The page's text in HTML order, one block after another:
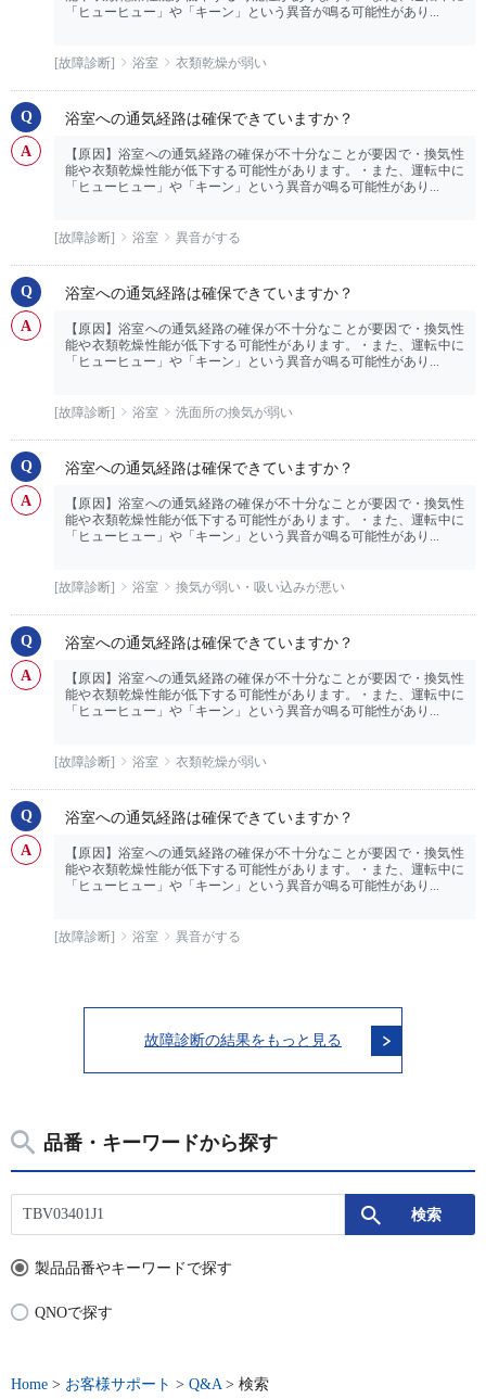
「ヒューヒュー」や「キーン」という異音が鳴る可能性があり...
[故障診断] 浴室 衣類乾燥が弱い
浴室への通気経路は確保できていますか？
【原因】浴室への通気経路の確保が不十分なことが要因で・換気性
能や衣類乾燥性能が低下する可能性があります。・また、運転中に
「ヒューヒュー」や「キーン」という異音が鳴る可能性があり...
[故障診断] 浴室 異音がする
浴室への通気経路は確保できていますか？
【原因】浴室への通気経路の確保が不十分なことが要因で・換気性
能や衣類乾燥性能が低下する可能性があります。・また、運転中に
「ヒューヒュー」や「キーン」という異音が鳴る可能性があり...
[故障診断] 浴室 洗面所の換気が弱い
浴室への通気経路は確保できていますか？
【原因】浴室への通気経路の確保が不十分なことが要因で・換気性
能や衣類乾燥性能が低下する可能性があります。・また、運転中に
「ヒューヒュー」や「キーン」という異音が鳴る可能性があり...
[故障診断] 浴室 換気が弱い・吸い込みが悪い
浴室への通気経路は確保できていますか？
【原因】浴室への通気経路の確保が不十分なことが要因で・換気性
能や衣類乾燥性能が低下する可能性があります。・また、運転中に
「ヒューヒュー」や「キーン」という異音が鳴る可能性があり...
[故障診断] 浴室 衣類乾燥が弱い
浴室への通気経路は確保できていますか？
【原因】浴室への通気経路の確保が不十分なことが要因で・換気性
能や衣類乾燥性能が低下する可能性があります。・また、運転中に
「ヒューヒュー」や「キーン」という異音が鳴る可能性があり...
[故障診断] 浴室 異音がする
故障診断の結果をもっと見る
品番・キーワードから探す
製品品番やキーワードで探す
QNOで探す
Home > お客様サポート > Q&A> 検索